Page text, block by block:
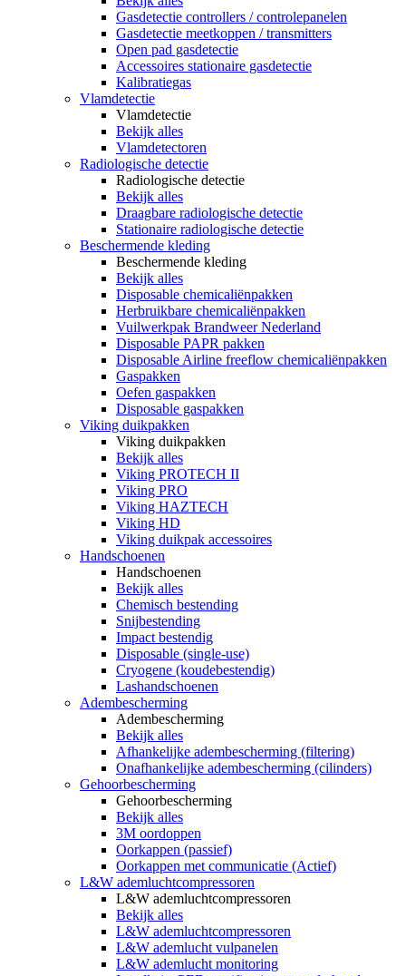
Gasdetectie controllers / controlepanelen
Gasdetectie meetkoppen / transmitters
Open pad gasdetectie
Accessoires stationaire gasdetectie
Kalibratiegas
Vlamdetectie
Vlamdetectie
Bekijk alles
Vlamdetectoren
Radiologische detectie
Radiologische detectie
Bekijk alles
Draagbare radiologische detectie
Stationaire radiologische detectie
Beschermende kleding
Beschermende kleding
Bekijk alles
Disposable chemicaliënpakken
Herbruikbare chemicaliënpakken
Vuilwerkpak Brandweer Nederland
Disposable PAPR pakken
Disposable Airline freeflow chemicaliënpakken
Gaspakken
Oefen gaspakken
Disposable gaspakken
Viking duikpakken
Viking duikpakken
Bekijk alles
Viking PROTECH II
Viking PRO
Viking HAZTECH
Viking HD
Viking duikpak accessoires
Handschoenen
Handschoenen
Bekijk alles
Chemisch bestending
Snijbestending
Impact bestendig
Disposable (single-use)
Cryogene (koudebestendig)
Lashandschoenen
Adembescherming
Adembescherming
Bekijk alles
Afhankelijke adembescherming (filtering)
Onafhankelijke adembescherming (cilinders)
Gehoorbescherming
Gehoorbescherming
Bekijk alles
3M oordoppen
Oorkappen (passief)
Oorkappen met communicatie (Actief)
L&W ademluchtcompressoren
L&W ademluchtcompressoren
Bekijk alles
L&W ademluchtcompressoren
L&W ademlucht vulpanelen
L&W ademlucht monitoring